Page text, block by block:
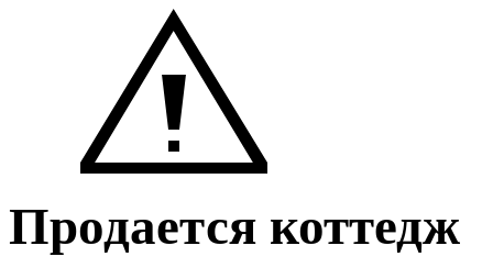
Продается коттедж